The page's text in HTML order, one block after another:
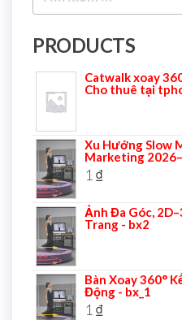
PRODUCTS
Catwalk xoay
Cho thuê tại
Xu Hướng Slow
Marketing
1 ₫
Ảnh Đa Góc,
Trang - bx2
Bàn Xoay 360°
Động - bx_1
1 ₫